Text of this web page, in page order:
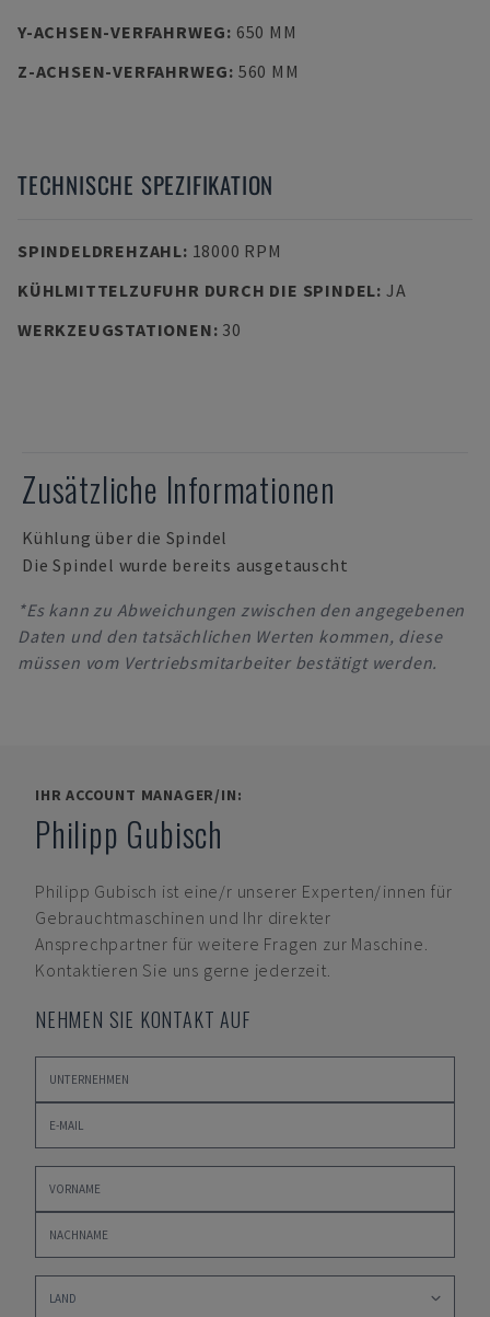
Y-ACHSEN-VERFAHRWEG: 650 MM
Z-ACHSEN-VERFAHRWEG: 560 MM
TECHNISCHE SPEZIFIKATION
SPINDELDREHZAHL: 18000 RPM
KÜHLMITTELZUFUHR DURCH DIE SPINDEL: JA
WERKZEUGSTATIONEN: 30
Zusätzliche Informationen
Kühlung über die Spindel
Die Spindel wurde bereits ausgetauscht
*Es kann zu Abweichungen zwischen den angegebenen
Daten und den tatsächlichen Werten kommen, diese
müssen vom Vertriebsmitarbeiter bestätigt werden.
IHR ACCOUNT MANAGER/IN:
Philipp Gubisch
Philipp Gubisch ist eine/r unserer Experten/innen für
Gebrauchtmaschinen und Ihr direkter
Ansprechpartner für weitere Fragen zur Maschine.
Kontaktieren Sie uns gerne jederzeit.
NEHMEN SIE KONTAKT AUF